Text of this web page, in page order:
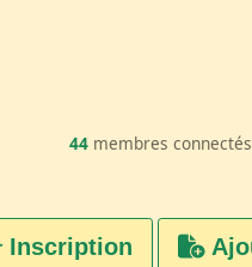
44 membres connectés
Inscription